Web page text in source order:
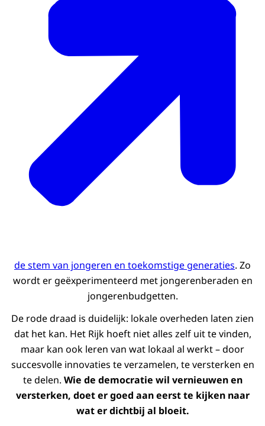
de stem van jongeren en toekomstige generaties. Zo
wordt er geëxperimenteerd met jongerenberaden en
jongerenbudgetten.
De rode draad is duidelijk: lokale overheden laten zien
dat het kan. Het Rijk hoeft niet alles zelf uit te vinden,
maar kan ook leren van wat lokaal al werkt – door
succesvolle innovaties te verzamelen, te versterken en
te delen. Wie de democratie wil vernieuwen en
versterken, doet er goed aan eerst te kijken naar
wat er dichtbij al bloeit.